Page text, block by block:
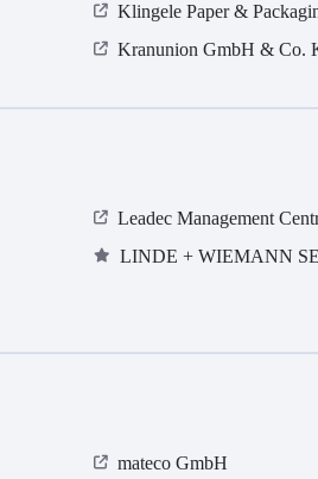
Klingele Paper &
Kranunion GmbH & Co.
Leadec Management
LINDE + WIEMANN
mateco GmbH